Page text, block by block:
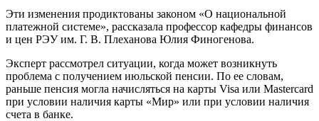
Эти изменения продиктованы законом «О национальной
платежной системе», рассказала профессор кафедры финансов
и цен РЭУ им. Г. В. Плеханова Юлия Финогенова.
Эксперт рассмотрел ситуации, когда может возникнуть
проблема с получением июльской пенсии. По ее словам,
раньше пенсия могла начисляться на карты Visa или Mastercard
при условии наличия карты «Мир» или при условии наличия
счета в банке.